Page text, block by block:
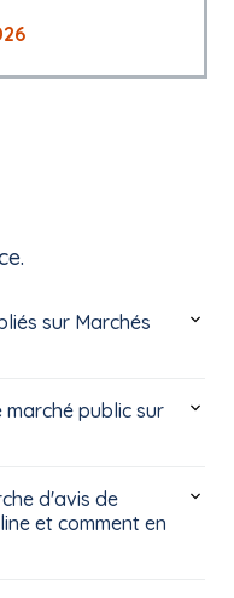
sur Marchés
marché public sur
d'avis de
et comment en